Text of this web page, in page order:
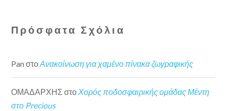
Πρόσφατα Σχόλια
Pan στοΑνακοίνωση για χαμένο πίνακα ζωγραφικής
ΟΜΑΔΑΡΧΗΣ στο Χορός ποδοσφαιρικής ομάδας Μέντη
στο Precious